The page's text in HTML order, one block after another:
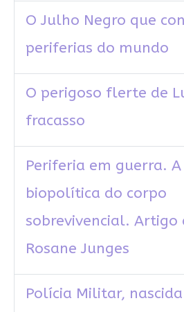
O Julho Negro que
periferias do mundo
O perigoso flerte de
fracasso
Periferia em guerra. A
biopolítica do corpo
sobrevivencial. Artigo
Rosane Junges
Polícia Militar,